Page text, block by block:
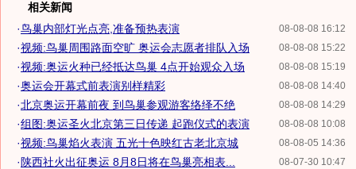
相关新闻
08-08-08 16:12
·鸟巢内部灯光点亮,准备预热表演
08-08-08 15:22
·视频:鸟巢周围路面空旷 奥运会志愿者排队入场
08-08-08 15:19
·视频:奥运火种已经抵达鸟巢 4点开始观众入场
08-08-08 14:40
·奥运会开幕式前表演别样精彩
08-08-08 14:29
·北京奥运开幕前夜 到鸟巢参观游客络绎不绝
08-08-08 10:08
·组图:奥运圣火北京第三日传递 起跑仪式的表演
08-08-05 14:36
·视频:鸟巢焰火表演 五光十色映红古老北京城
08-07-30 10:47
· 陕西社火出征奥运 8月8日将在鸟巢亮相表...